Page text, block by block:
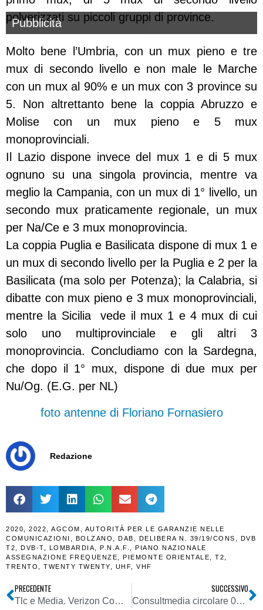
polverizzati su piccoli gruppi di province.
Pubblicità
Molto bene l’Umbria, con un mux pieno e tre
mux di secondo livello e non male le Marche
con un mux al 90% e un mux con 3 province su
5. Non altrettanto bene la coppia Abruzzo e
Molise con un mux pieno e 5 mux
monoprovinciali.
Il Lazio dispone invece del mux 1 e di 5 mux
ognuno su una singola provincia, mentre va
meglio la Campania, con un mux di 1° livello, un
secondo mux praticamente regionale, un mux
per Na/Ce e 3 mux monoprovincia.
La coppia Puglia e Basilicata dispone di mux 1 e
un mux di secondo livello per la Puglia e 2 per la
Basilicata (ma solo per Potenza); la Calabria, si
dibatte con mux pieno e 3 mux monoprovinciali,
mentre la Sicilia vede il mux 1 e 4 mux di cui
solo uno multiprovinciale e gli altri 3
monoprovincia. Concludiamo con la Sardegna,
che dopo il 1° mux, dispone di due mux per
Nu/Og. (E.G. per NL)
foto antenne di Floriano Fornasiero
Redazione
2020 2022 AGCOM
AUTORITÀ PER LE GARANZIE NELLE
COMUNICAZIONI
BOLZANO DAB DELIBERA N. 39/19/CONS
DVB
T2
DVB-T LOMBARDIA P.N.A.F.
PIANO NAZIONALE
ASSEGNAZIONE FREQUENZE
PIEMONTE ORIENTALE T2
TRENTO
TWENTY TWENTY UHF VHF
PRECEDENTE
Tlc e Media. Verizon Communications chiude con un fatturato al di sotto delle aspettative. La divisione media taglia posti di lavoro
SUCCESSIVO
Consultmedia circolare 08022019 su PNAF T2 Agcom Del 39-19-CONS con allegati